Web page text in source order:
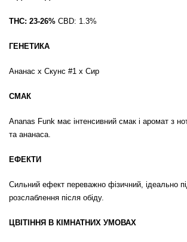
THC: 23-26% CBD: 1.3%
ГЕНЕТИКА
Ананас х Скунс #1 х Сир
СМАК
Ananas Funk має інтенсивний смак і аромат з
та ананаса.
ЕФЕКТИ
Сильний ефект переважно фізичний, ідеально
розслаблення після обіду.
ЦВІТІННЯ В КІМНАТНИХ УМОВАХ